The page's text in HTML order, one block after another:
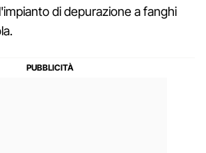
di depurazione a fanghi